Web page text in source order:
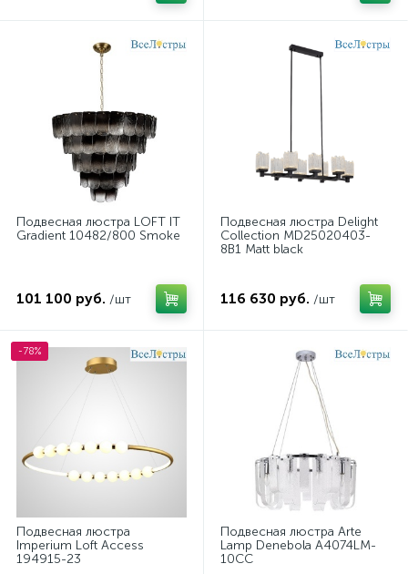
Подвесная люстра LOFT IT
Gradient 10482/800 Smoke
101 100 руб. /шт
Подвесная люстра Delight
Collection MD25020403-
8B1 Matt black
116 630 руб. /шт
-78%
Подвесная люстра
Imperium Loft Access
194915-23
Подвесная люстра Arte
Lamp Denebola A4074LM-
10CC